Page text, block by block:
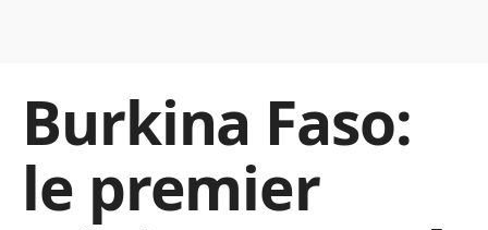
Burkina Faso:
le premier